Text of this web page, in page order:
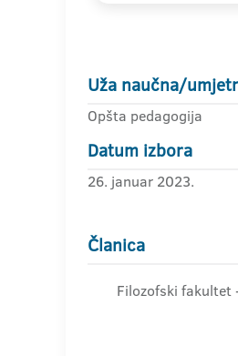
Uža naučna/
Opšta pedagogija
Datum izbora
26. januar 2023.
Članica
Filozofski fakultet